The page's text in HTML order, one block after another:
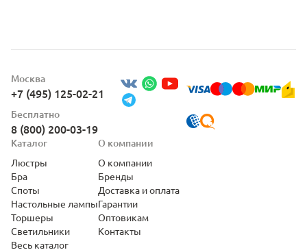
Москва
+7 (495) 125-02-21
Бесплатно
8 (800) 200-03-19
Каталог
Люстры
Бра
Споты
Настольные лампы
Торшеры
Светильники
Весь каталог
О компании
О компании
Бренды
Доставка и оплата
Гарантии
Оптовикам
Контакты